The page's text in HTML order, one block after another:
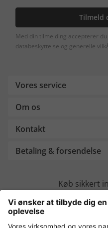
Tilmeld
Med din tilmelding accepterer
databeskyttelse og generelle
Vores service
Om os
Kontakt
Betaling & forsendelse
Køb sikkert
Flere webshops